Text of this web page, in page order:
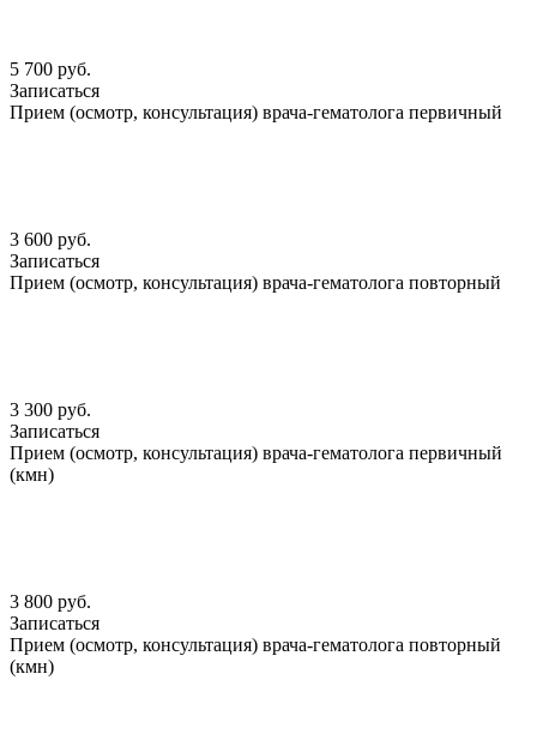
5 700 руб.
Записаться
Прием (осмотр, консультация) врача-гематолога первичный
3 600 руб.
Записаться
Прием (осмотр, консультация) врача-гематолога повторный
3 300 руб.
Записаться
Прием (осмотр, консультация) врача-гематолога первичный
(кмн)
3 800 руб.
Записаться
Прием (осмотр, консультация) врача-гематолога повторный
(кмн)